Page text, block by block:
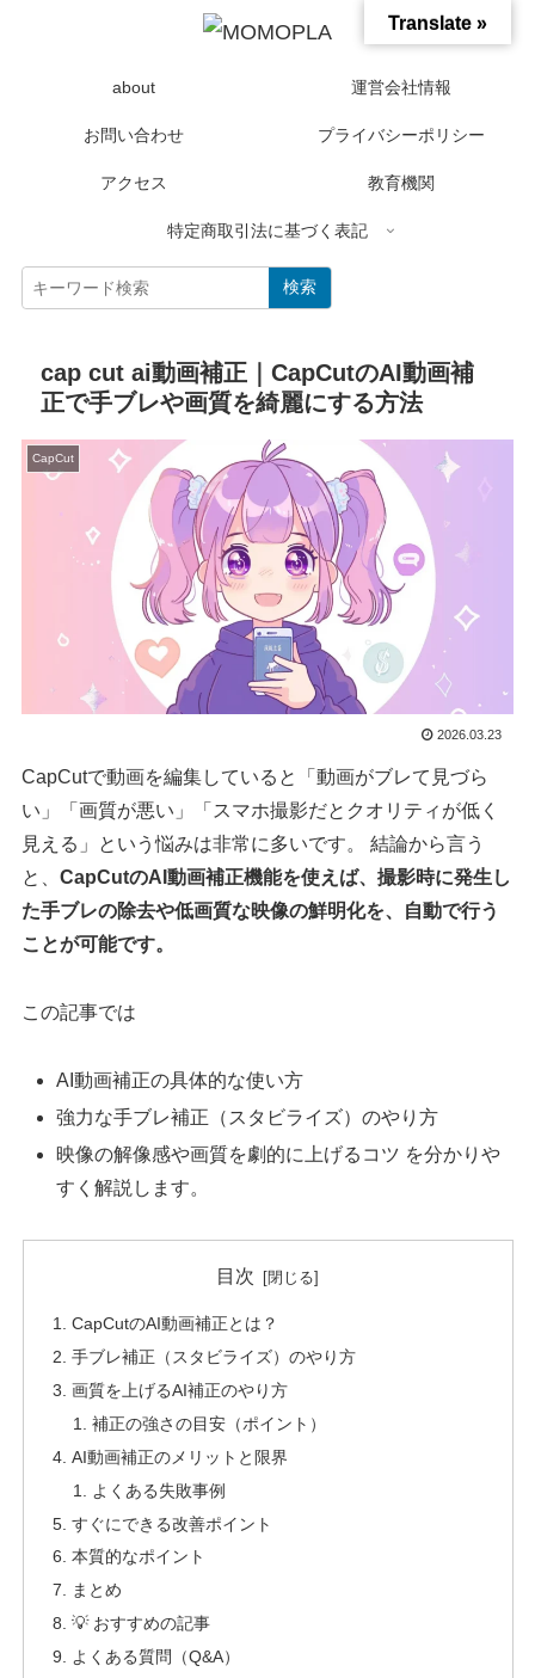
about 運営会社情報
お問い合わせ プライバシーポリシー
アクセス 教育機関
特定商取引法に基づく表記
検索
cap cut ai動画補正｜CapCutのAI動画補
正で手ブレや画質を綺麗にする方法
CapCut
2026.03.23
CapCutで動画を編集していると「動画がブレて見づら
い」「画質が悪い」「スマホ撮影だとクオリティが低く
見える」という悩みは非常に多いです。 結論から言う
と、CapCutのAI動画補正機能を使えば、撮影時に発生し
た手ブレの除去や低画質な映像の鮮明化を、自動で行う
ことが可能です。
この記事では
AI動画補正の具体的な使い方
強力な手ブレ補正（スタビライズ）のやり方
映像の解像感や画質を劇的に上げるコツ を分かりや
すく解説します。
目次
CapCutのAI動画補正とは？
手ブレ補正（スタビライズ）のやり方
画質を上げるAI補正のやり方
補正の強さの目安（ポイント）
AI動画補正のメリットと限界
よくある失敗事例
すぐにできる改善ポイント
本質的なポイント
まとめ
💡 おすすめの記事
よくある質問（Q&A）
Translate »